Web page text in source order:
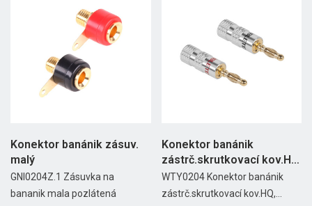
Konektor banánik zásuv.
malý
GNI0204Z.1 Zásuvka na
bananik mala pozlátená
Konektor banánik
zástrč.skrutkovací kov.HQ
(2ks)
WTY0204 Konektor banánik
zástrč.skrutkovací kov.HQ,...